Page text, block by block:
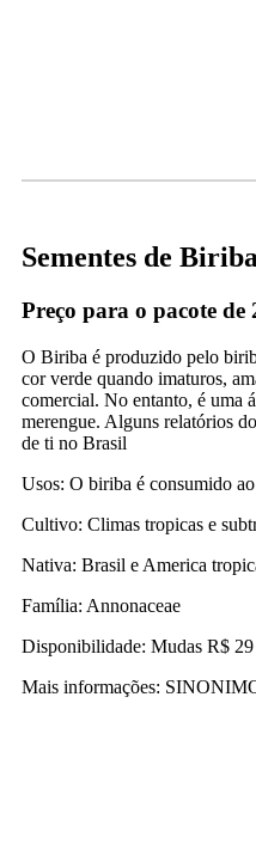
Sementes de
Preço para o pacote de
O Biriba é produzido pelo
cor verde quando imaturos,
comercial. No entanto, é uma
merengue. Alguns relatórios
de ti no Brasil
Usos: O biriba é consumido
Cultivo: Climas tropicas e
Nativa: Brasil e America
Família: Annonaceae
Disponibilidade: Mudas R$ 29
Mais informações: